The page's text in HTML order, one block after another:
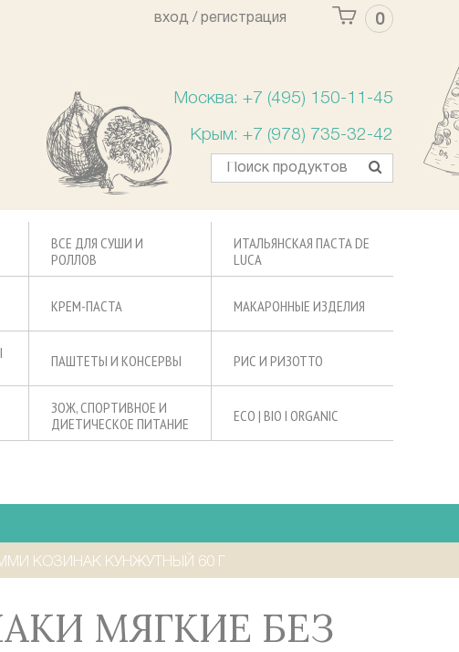
0
вход / регистрация
Москва: +7 (495) 150-11-45
Крым: +7 (978) 735-32-42
ВСЕ ДЛЯ СУШИ И
РОЛЛОВ
ИТАЛЬЯНСКАЯ ПАСТА DE
LUCA
КРЕМ-ПАСТА МАКАРОННЫЕ ИЗДЕЛИЯ
ПАШТЕТЫ И КОНСЕРВЫ РИС И РИЗОТТО
ЗОЖ, СПОРТИВНОЕ И
ДИЕТИЧЕСКОЕ ПИТАНИЕ
ECO | BIO I ORGANIC
КОЗИНАК КУНЖУТНЫЙ 60 Г